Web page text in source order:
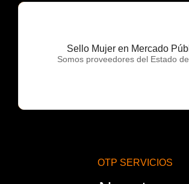
Sello Mujer en Mercado
Somos proveedores del Estado de
OTP Servicios
OTP SERVICIOS